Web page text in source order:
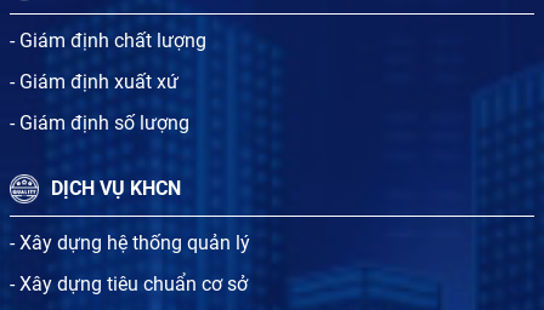
- Giám định chất lượng
- Giám định xuất xứ
- Giám định số lượng
DỊCH VỤ KHCN
- Xây dựng hệ thống quản lý
- Xây dựng tiêu chuẩn cơ sở